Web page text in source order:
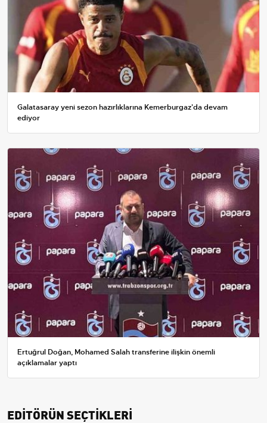
Galatasaray yeni sezon hazırlıklarına Kemerburgaz'da devam
ediyor
Ertuğrul Doğan, Mohamed Salah transferine ilişkin önemli
açıklamalar yaptı
EDİTÖRÜN SEÇTİKLERİ